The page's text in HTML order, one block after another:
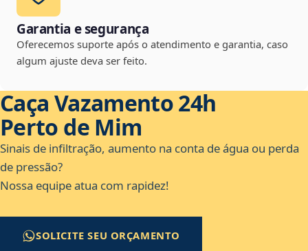
Garantia e segurança
Oferecemos suporte após o atendimento e garantia, caso
algum ajuste deva ser feito.
Caça Vazamento 24h
Perto de Mim
Sinais de infiltração, aumento na conta de água ou perda
de pressão?
Nossa equipe atua com rapidez!
SOLICITE SEU ORÇAMENTO